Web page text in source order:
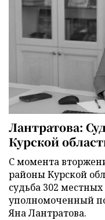
Лантратова:
Курской
С момента
районы Курской
судьба 302
уполномоченный
Яна Лантратова.